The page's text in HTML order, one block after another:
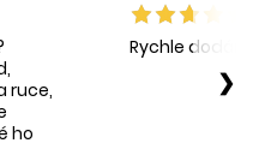
ruce,
ho
Rychle dodání
❯